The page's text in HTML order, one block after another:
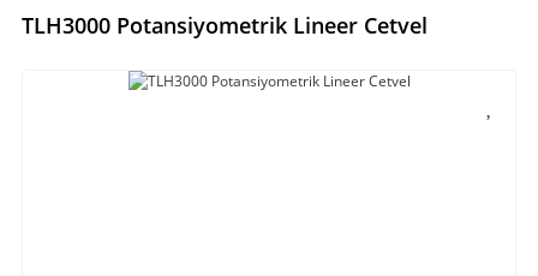
TLH3000 Potansiyometrik Lineer Cetvel